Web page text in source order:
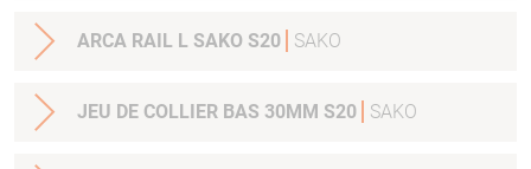
ARCA RAIL L SAKO S20 SAKO
JEU DE COLLIER BAS 30MM S20 SAKO